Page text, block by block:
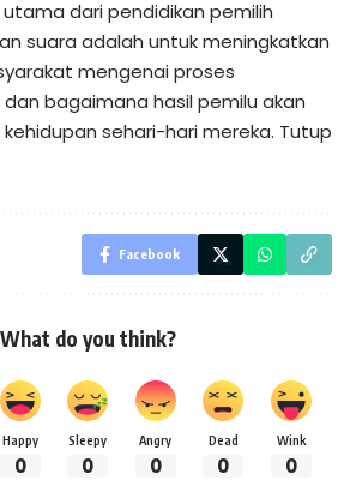
dari pendidikan pemilih
suara adalah untuk meningkatkan
mengenai proses
bagaimana hasil pemilu akan
sehari-hari mereka. Tutup
Facebook
What do you think?
Happy
0
Sleepy
0
Angry
0
Dead
0
Wink
0